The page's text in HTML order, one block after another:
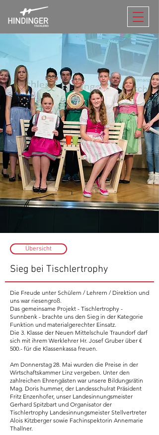
Übersicht
Sieg bei Tischlertrophy
Die Freude unter Schülern / Lehrern / Direktion und
uns war riesengroß.
Das gemeinsame Projekt - Tischlertrophy -
Sunnbenk - brachte uns den Sieg in der Kategorie
Funktion und materialgerechter Einsatz.
Die 3. Klasse der Neuen Mittelschule Traundorf darf
sich mit ihrem Werklehrer Hr. Josef Gruber über €
500.- für die Klassenkassa freuen.
Am Donnerstag 28. Mai wurden die Preise in der
Wirtschaftskammer Linz vergeben. Unter den
zahlreichen Ehrengästen war unsere Bildungsrätin
Mag. Doris hummer, der Landesschulrat Präsident
Fritz Enzenhofer, unser Landesinnungsmeister
Gerhard Spitzbart und Organisator der
Tischlertrophy Landesinnungsmeister Stellvertreter
Alois Kitzberger sowie Fachinspektorin Annemarie
Thallner.